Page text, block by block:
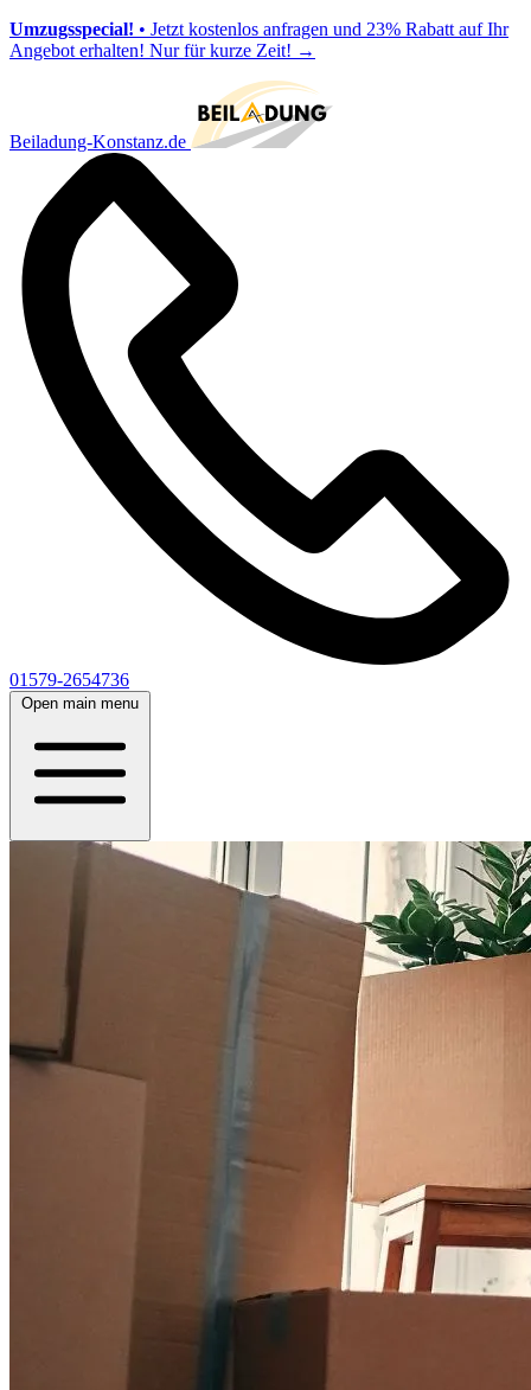
Umzugsspecial! • Jetzt kostenlos anfragen und 23% Rabatt auf Ihr
Angebot erhalten! Nur für kurze Zeit! →
Beiladung-Konstanz.de
01579-2654736
Open main menu